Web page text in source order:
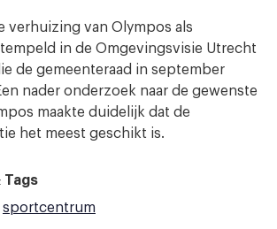
verhuizing van Olympos als
in de Omgevingsvisie Utrecht
de gemeenteraad in september
nader onderzoek naar de gewenste
maakte duidelijk dat de
het meest geschikt is.
Tags
sportcentrum